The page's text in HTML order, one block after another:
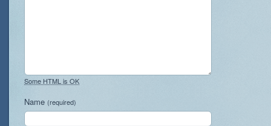
Some HTML is OK
Name (required)